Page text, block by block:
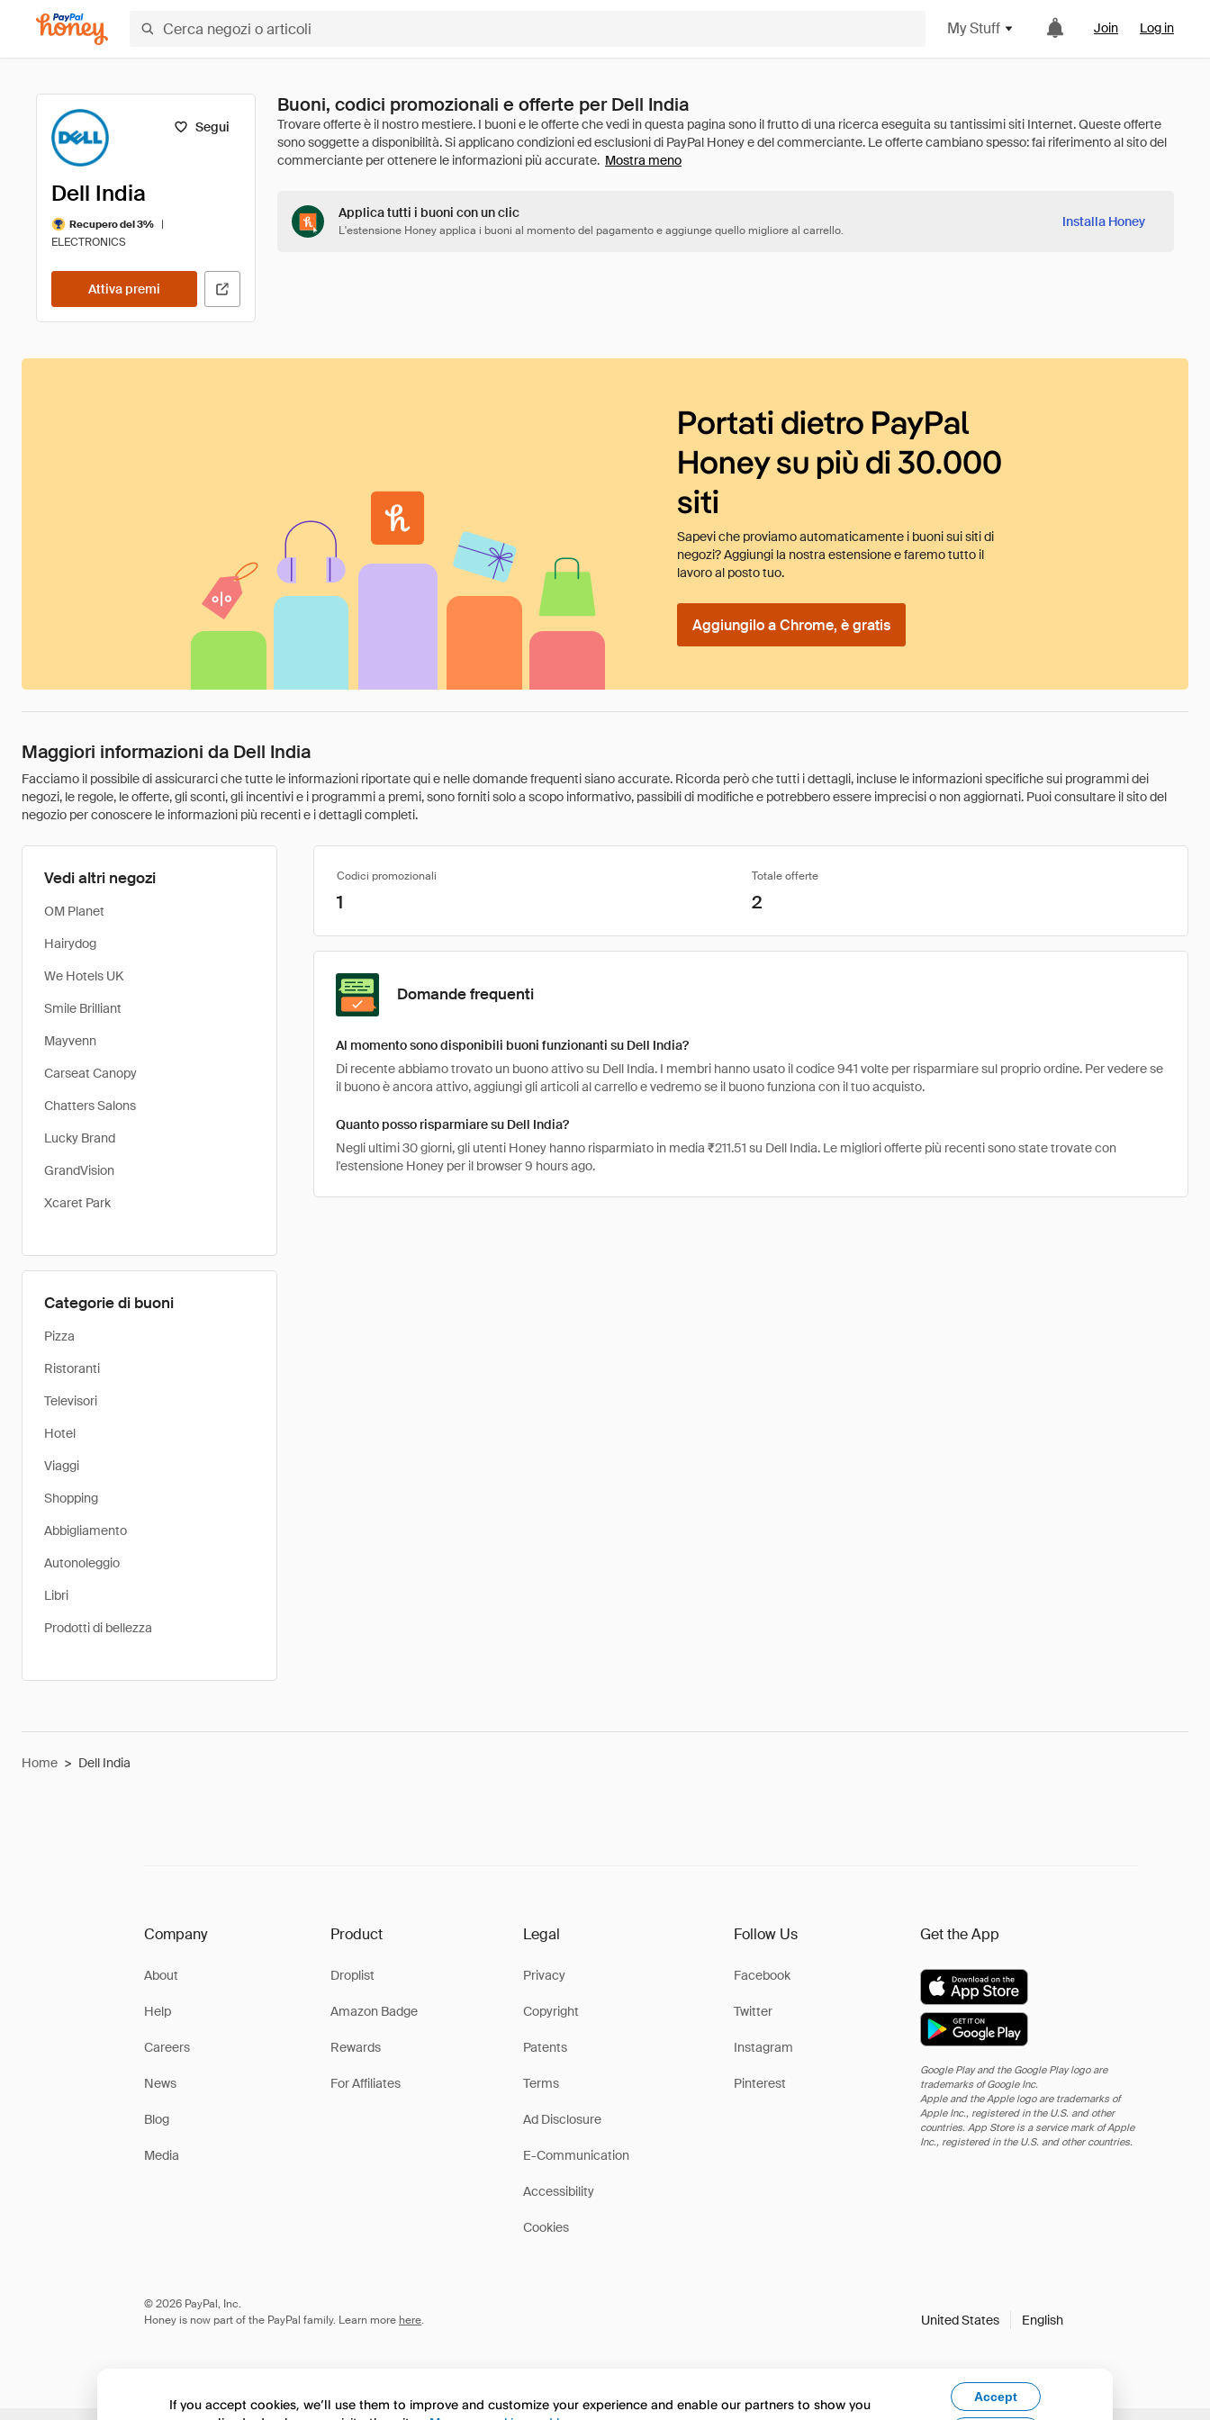
My Stuff Join Log in
Segui
Dell India
Recupero del 3%
|
ELECTRONICS
Attiva premi
Buoni, codici promozionali e offerte per Dell India
Mostra meno
Applica tutti i buoni con un clic
L'estensione Honey applica i buoni al momento del pagamento e aggiunge quello migliore al carrello.
Installa Honey
Portati dietro PayPal
Honey su più di 30.000
siti
Sapevi che proviamo automaticamente i buoni sui siti di
negozi? Aggiungi la nostra estensione e faremo tutto il
lavoro al posto tuo.
Aggiungilo a Chrome, è gratis
Maggiori informazioni da Dell India
Facciamo il possibile di assicurarci che tutte le informazioni riportate qui e nelle domande frequenti siano accurate. Ricorda però che tutti i dettagli, incluse le informazioni specifiche sui programmi dei
negozi, le regole, le offerte, gli sconti, gli incentivi e i programmi a premi, sono forniti solo a scopo informativo, passibili di modifiche e potrebbero essere imprecisi o non aggiornati. Puoi consultare il sito del
negozio per conoscere le informazioni più recenti e i dettagli completi.
Vedi altri negozi
OM Planet
Hairydog
We Hotels UK
Smile Brilliant
Mayvenn
Carseat Canopy
Chatters Salons
Lucky Brand
GrandVision
Xcaret Park
Categorie di buoni
Pizza
Ristoranti
Televisori
Hotel
Viaggi
Shopping
Abbigliamento
Autonoleggio
Libri
Prodotti di bellezza
Codici promozionali Totale offerte
1 2
Domande frequenti
Al momento sono disponibili buoni funzionanti su Dell India?
Di recente abbiamo trovato un buono attivo su Dell India. I membri hanno usato il codice 941 volte per risparmiare sul proprio ordine. Per vedere se
il buono è ancora attivo, aggiungi gli articoli al carrello e vedremo se il buono funziona con il tuo acquisto.
Quanto posso risparmiare su Dell India?
Negli ultimi 30 giorni, gli utenti Honey hanno risparmiato in media ₹211.51 su Dell India. Le migliori offerte più recenti sono state trovate con
l'estensione Honey per il browser 9 hours ago.
Home > Dell India
Company
About
Help
Careers
News
Blog
Media
Product
Droplist
Amazon Badge
Rewards
For Affiliates
Legal
Privacy
Copyright
Patents
Terms
Ad Disclosure
E-Communication
Accessibility
Cookies
Follow Us
Facebook
Twitter
Instagram
Pinterest
Get the App
Google Play and the Google Play logo are
trademarks of Google Inc.
Apple and the Apple logo are trademarks of
Apple Inc., registered in the U.S. and other
countries. App Store is a service mark of Apple
Inc., registered in the U.S. and other countries.
© 2026 PayPal, Inc.
Honey is now part of the PayPal family. Learn more here. United States English
If you accept cookies, we’ll use them to improve and customize your experience and enable our partners to show you
Accept